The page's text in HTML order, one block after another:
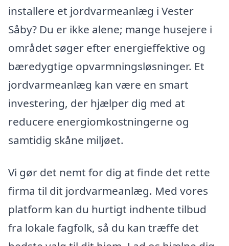
installere et jordvarmeanlæg i Vester
Såby? Du er ikke alene; mange husejere i
området søger efter energieffektive og
bæredygtige opvarmningsløsninger. Et
jordvarmeanlæg kan være en smart
investering, der hjælper dig med at
reducere energiomkostningerne og
samtidig skåne miljøet.
Vi gør det nemt for dig at finde det rette
firma til dit jordvarmeanlæg. Med vores
platform kan du hurtigt indhente tilbud
fra lokale fagfolk, så du kan træffe det